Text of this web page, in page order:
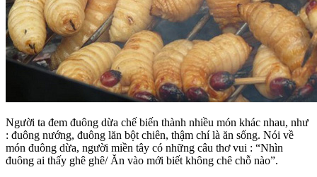
Người ta đem đuông dừa chế biến thành nhiều món khác nhau, như
: đuông nướng, đuông lăn bột chiên, thậm chí là ăn sống. Nói về
món đuông dừa, người miền tây có những câu thơ vui : “Nhìn
đuông ai thấy ghê ghê/ Ăn vào mới biết không chê chỗ nào”.